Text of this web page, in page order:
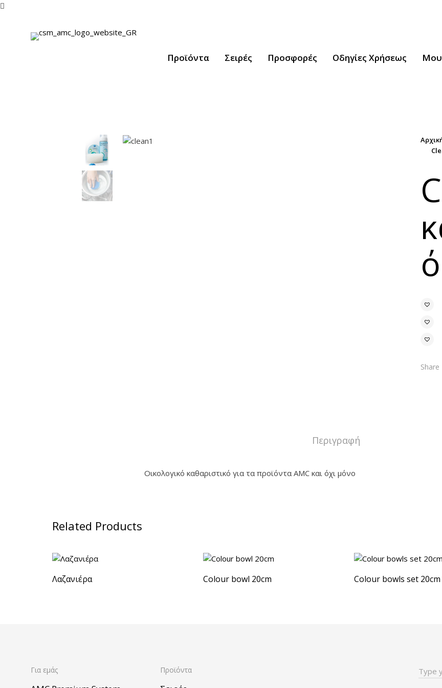

Προϊόντα Σειρές Προσφορές Οδηγίες Χρήσεως
ό
Share
Περιγραφή
Οικολογικό καθαριστικό για τα προϊόντα AMC και όχι μόνο
Related Products
Λαζανιέρα Colour bowl 20cm Colour bowls set 20cm
Για εμάς Προϊόντα
Search